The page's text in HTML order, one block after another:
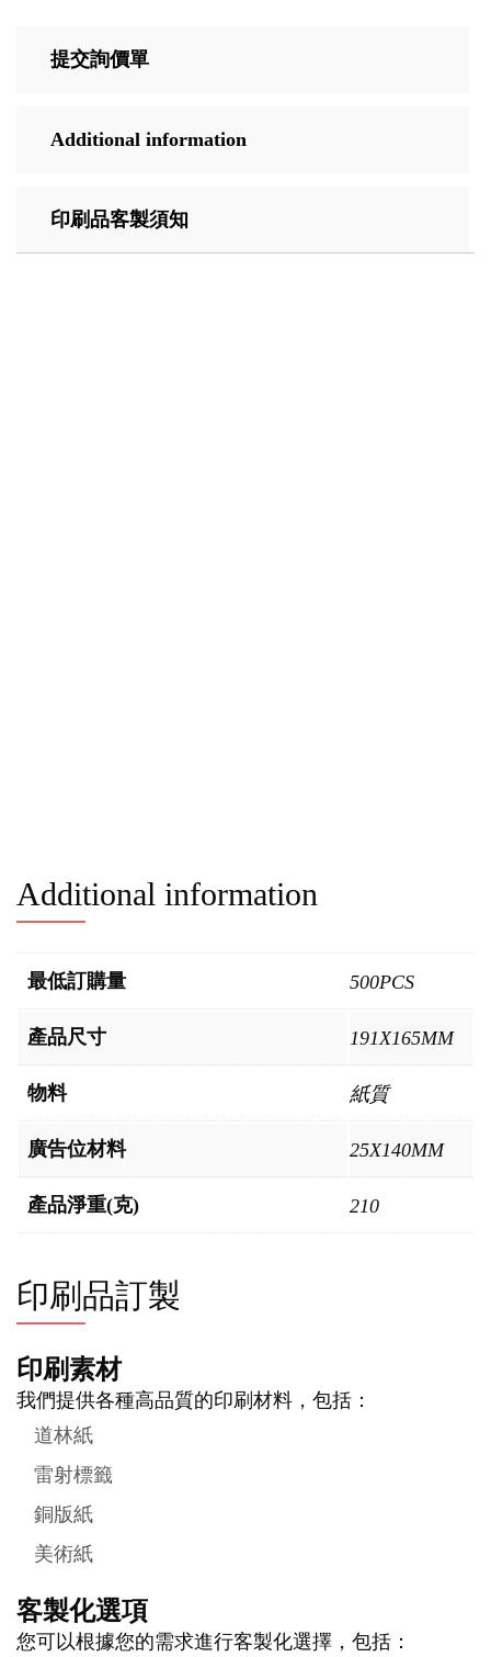
提交詢價單
Additional information
印刷品客製須知
Additional information
最低訂購量 500PCS
產品尺寸 191X165MM
物料 紙質
廣告位材料 25X140MM
產品淨重(克) 210
印刷品訂製
印刷素材
我們提供各種高品質的印刷材料，包括：
道林紙
雷射標籤
銅版紙
美術紙
客製化選項
您可以根據您的需求進行客製化選擇，包括：